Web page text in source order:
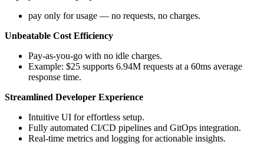
pay only for usage — no requests, no charges.
Unbeatable Cost Efficiency
Pay-as-you-go with no idle charges.
Example: $25 supports 6.94M requests at a 60ms average
response time.
Streamlined Developer Experience
Intuitive UI for effortless setup.
Fully automated CI/CD pipelines and GitOps integration.
Real-time metrics and logging for actionable insights.